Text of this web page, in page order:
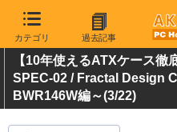
カテゴリ 過去記事
【10年使えるATXケース
SPEC-02 / Fractal Design
BWR146W編～(3/22)